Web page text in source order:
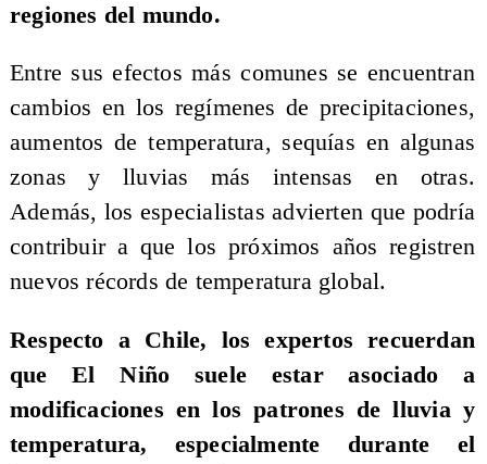
regiones del mundo.
Entre sus efectos más comunes se encuentran
cambios en los regímenes de precipitaciones,
aumentos de temperatura, sequías en algunas
zonas y lluvias más intensas en otras.
Además, los especialistas advierten que podría
contribuir a que los próximos años registren
nuevos récords de temperatura global.
Respecto a Chile, los expertos recuerdan
que El Niño suele estar asociado a
modificaciones en los patrones de lluvia y
temperatura, especialmente durante el